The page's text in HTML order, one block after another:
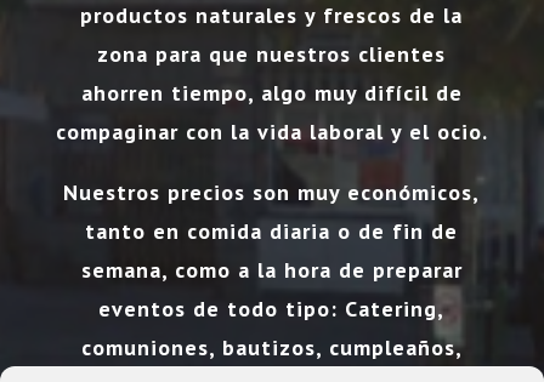
productos naturales y frescos de la
zona para que nuestros clientes
ahorren tiempo, algo muy difícil de
compaginar con la vida laboral y el ocio.
Nuestros precios son muy económicos,
tanto en comida diaria o de fin de
semana, como a la hora de preparar
eventos de todo tipo: Catering,
comuniones, bautizos, cumpleaños,